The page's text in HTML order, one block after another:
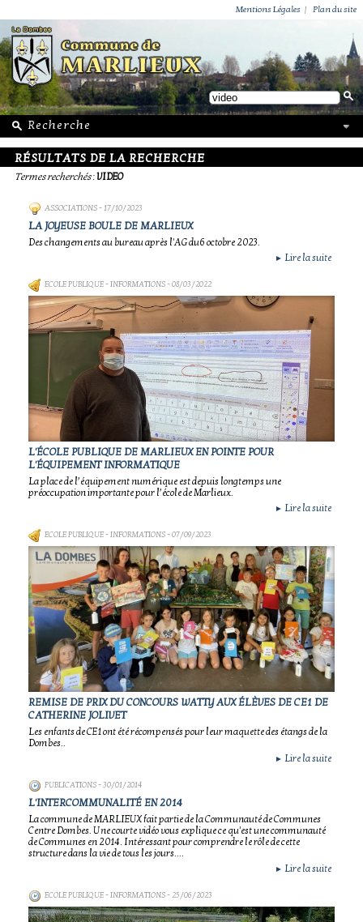
Mentions Légales | Plan du site
RÉSULTATS DE LA RECHERCHE
Termes recherchés:VIDEO
ASSOCIATIONS- 17/10/2023
LA JOYEUSE BOULE DE MARLIEUX
Des changements au bureau après l'AG du6 octobre 2023.
► Lire la suite
ECOLE PUBLIQUE - INFORMATIONS- 08/03/2022
L'ÉCOLE PUBLIQUE DE MARLIEUX EN POINTE POUR
L'ÉQUIPEMENT INFORMATIQUE
La place de l’équipement numérique est depuis longtemps une
préoccupation importante pour l’école de Marlieux.
► Lire la suite
ECOLE PUBLIQUE - INFORMATIONS- 07/09/2023
REMISE DE PRIX DU CONCOURS WATTY AUX ÉLÈVES DE CE1 DE
CATHERINE JOLIVET
Les enfants de CE1 ont été récompensés pour leur maquette des étangs de la
Dombes..
► Lire la suite
PUBLICATIONS- 30/01/2014
L'INTERCOMMUNALITÉ EN 2014
La commune de MARLIEUX fait partie de la Communauté de Communes
Centre Dombes. Une courte vidéo vous explique ce qu'est une communauté
de Communes en 2014. Intéressant pour comprendre le rôle de cette
structure dans la vie de tous les jours....
► Lire la suite
ECOLE PUBLIQUE - INFORMATIONS- 25/06/2023